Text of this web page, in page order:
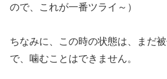
ので、これが一番ツライ～）
ちなみに、この時の状態は、まだ
で、噛むことはできません。